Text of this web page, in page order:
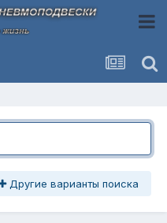
Другие варианты поиска